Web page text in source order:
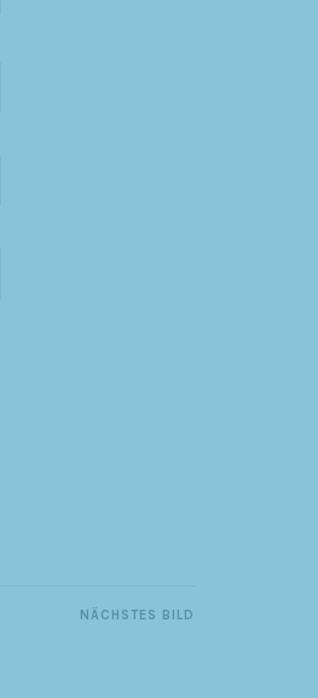
NÄCHSTES BILD